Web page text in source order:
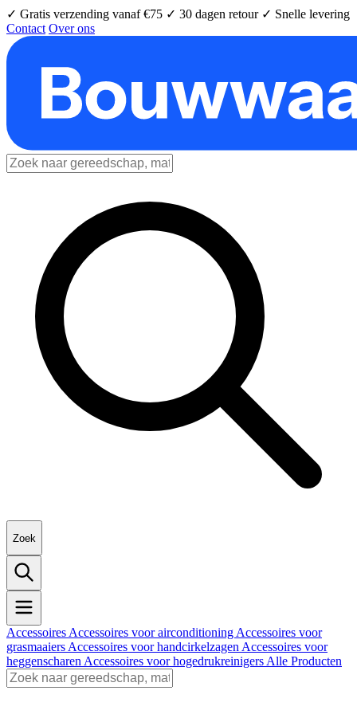
✓ Gratis verzending vanaf €75 ✓ 30 dagen retour ✓ Snelle levering
Contact Over ons
Zoek
Accessoires Accessoires voor airconditioning Accessoires voor
grasmaaiers Accessoires voor handcirkelzagen Accessoires voor
heggenscharen Accessoires voor hogedrukreinigers Alle Producten